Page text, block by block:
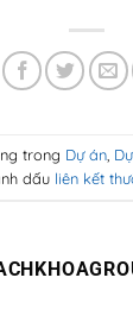
trong Dự án,
dấu liên kết